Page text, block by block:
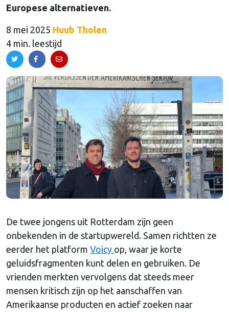
Europese alternatieven.
8 mei 2025 Huub Tholen
4 min. leestijd
De twee jongens uit Rotterdam zijn geen
onbekenden in de startupwereld. Samen richtten ze
eerder het platform Voicy op, waar je korte
geluidsfragmenten kunt delen en gebruiken. De
vrienden merkten vervolgens dat steeds meer
mensen kritisch zijn op het aanschaffen van
Amerikaanse producten en actief zoeken naar